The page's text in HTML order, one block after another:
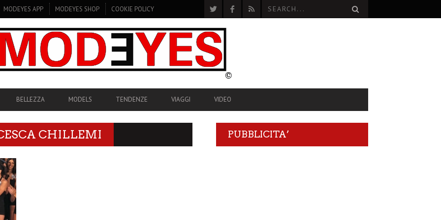
MODEYES APP MODEYES SHOP COOKIE POLICY
BELLEZZA MODELS TENDENZE VIAGGI VIDEO
CHILLEMI PUBBLICITA’